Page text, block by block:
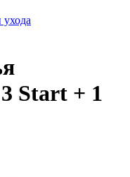
Start + 1